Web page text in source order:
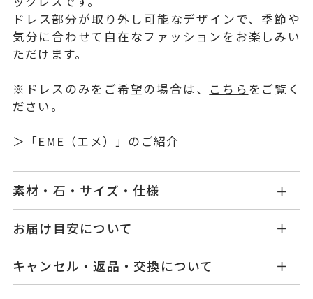
ドレス部分が取り外し可能なデザインで、季節や
気分に合わせて自在なファッションをお楽しみい
ただけます。
※ドレスのみをご希望の場合は、 こちら をご覧く
ださい。
＞ 「EME（エメ）」 のご紹介
素材・石・サイズ・仕様
品番
GL0841N001WDPEV9
素材
ールド/エナメル
お届け目安について
せ。
ご注文およびご入金確認後、以下の日程にて発送
キャンセル・返品・交換について